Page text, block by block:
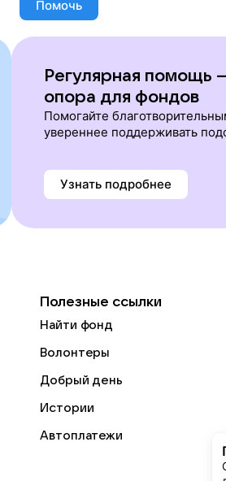
Помочь
Регулярная помощь
опора для фондов
Помогайте
увереннее поддерживать
Узнать подробнее
Полезные ссылки
Найти фонд
Волонтеры
Добрый день
Истории
Автоплатежи